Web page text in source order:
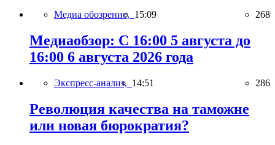
Медиа обозрение, 15:09 268
Медиаобзор: С 16:00 5 августа до
16:00 6 августа 2026 года
Экспресс-анализ, 14:51 286
Революция качества на таможне
или новая бюрократия?